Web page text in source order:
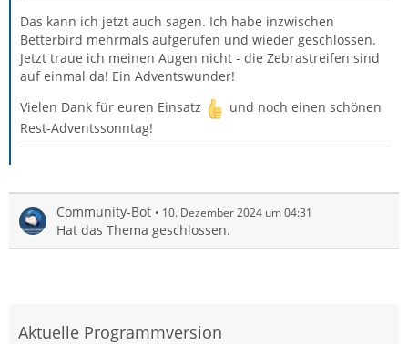
Das kann ich jetzt auch sagen. Ich habe inzwischen
Betterbird mehrmals aufgerufen und wieder geschlossen.
Jetzt traue ich meinen Augen nicht - die Zebrastreifen sind
auf einmal da! Ein Adventswunder!
Vielen Dank für euren Einsatz
und noch einen schönen
Rest-Adventssonntag!
Community-Bot 10. Dezember 2024 um 04:31
Hat das Thema geschlossen.
Aktuelle Programmversion